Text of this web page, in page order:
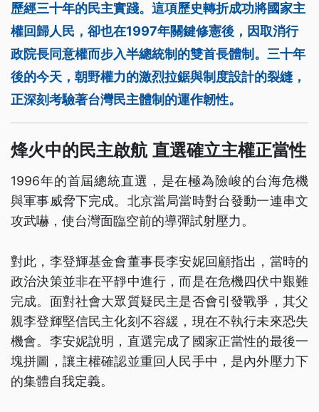
歷經三十年的民主實踐。這項歷史轉折成功將國家主
權回歸人民，卻也在1997年關鍵修憲後，因取消行
政院長同意權而步入半總統制的雙首長體制。三十年
後的今天，朝野權力的激烈拉鋸與制度設計的裂縫，
正深刻考驗著台灣民主體制的運作韌性。
烽火中的民主啟航 直選確立主權正當性
1996年的首屆總統直選，是在極為險峻的台海危機
與軍事威脅下完成。北京當局當時對台發動一連串文
攻武嚇，使台灣面臨空前的導彈試射壓力。
對此，李登輝基金會董事長李安妮回顧指出，當時的
政治決策並非在平靜中進行，而是在危機四伏中艱難
完成。面對社會大眾質疑民主是否會引發戰爭，其父
親李登輝堅信民主化刻不容緩，現在不執行未來恐失
機會。李安妮說明，直選完成了國家正當性的最後一
塊拼圖，讓主權確認並重回人民手中，是內外壓力下
的集體自我定義。